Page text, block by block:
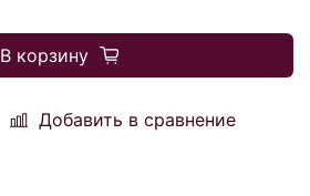
Добавить в сравнение
В корзину